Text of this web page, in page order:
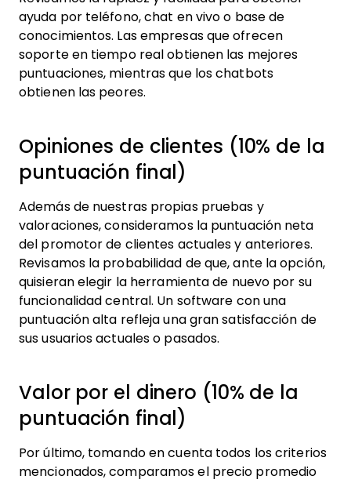
ayuda por teléfono, chat en vivo o base de
conocimientos. Las empresas que ofrecen
soporte en tiempo real obtienen las mejores
puntuaciones, mientras que los chatbots
obtienen las peores.
Opiniones de clientes (10% de la
puntuación final)
Además de nuestras propias pruebas y
valoraciones, consideramos la puntuación neta
del promotor de clientes actuales y anteriores.
Revisamos la probabilidad de que, ante la opción,
quisieran elegir la herramienta de nuevo por su
funcionalidad central. Un software con una
puntuación alta refleja una gran satisfacción de
sus usuarios actuales o pasados.
Valor por el dinero (10% de la
puntuación final)
Por último, tomando en cuenta todos los criterios
mencionados, comparamos el precio promedio